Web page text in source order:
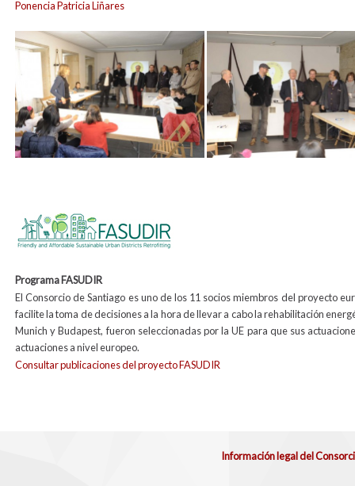
Ponencia Patricia Liñares
Programa FASUDIR
El Consorcio de Santiago es uno de los 11 socios miembros del proyecto
facilite la toma de decisiones a la hora de llevar a cabo la rehabilitación
Munich y Budapest, fueron seleccionadas por la UE para que sus
actuaciones a nivel europeo.
Consultar publicaciones del proyecto FASUDIR
Información legal del